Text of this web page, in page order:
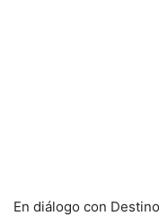
En diálogo con